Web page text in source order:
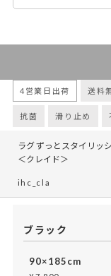
4営業日出荷 送料
抗菌 滑り止め
ラグ ずっとスタイリッ
＜クレイド＞
ihc_cla
ブラック
90×185cm